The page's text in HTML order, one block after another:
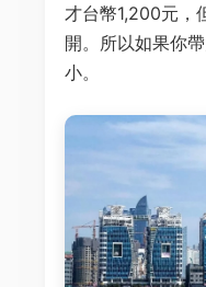
才台幣1,200元，
開。所以如果你
小。